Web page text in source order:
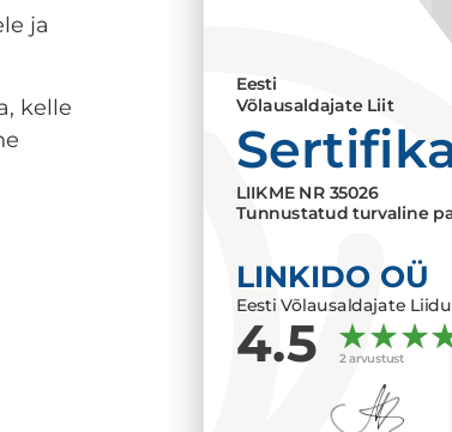
ja
kelle
Eesti
Võlausaldajate Liit
LIIKME NR 35026
Tunnustatud turvaline
LINKIDO OÜ
Eesti Võlausaldajate
4.5 2 arvustust